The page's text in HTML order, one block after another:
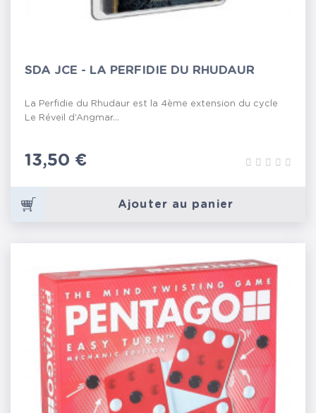
SDA JCE - LA PERFIDIE DU RHUDAUR
La Perfidie du Rhudaur est la 4ème extension du cycle
Le Réveil d’Angmar...
Prix
13,50 €
Ajouter au panier